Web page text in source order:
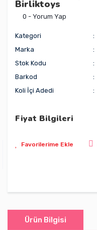
Birliktoys
0 - Yorum Yap
Kategori
Marka
Stok Kodu
Barkod
Koli İçi Adedi
Fiyat Bilgileri
Ürün Bilgisi